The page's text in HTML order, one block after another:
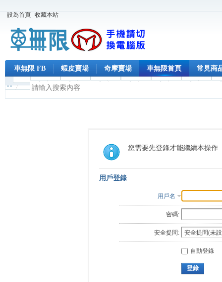
設為首頁 收藏本站
車無限 FB 蝦皮賣場 奇摩賣場 車無限首頁 常見商
您需要先登錄才能繼續本操作
用戶登錄
用戶名
密碼:
安全提問:
自動登錄
登錄